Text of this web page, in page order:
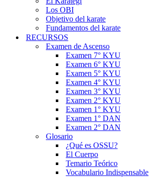
Los OBI
Objetivo del karate
Fundamentos del karate
RECURSOS
Examen de Ascenso
Examen 7° KYU
Examen 6° KYU
Examen 5° KYU
Examen 4° KYU
Examen 3° KYU
Examen 2° KYU
Examen 1° KYU
Examen 1° DAN
Examen 2° DAN
Glosario
¿Qué es OSSU?
El Cuerpo
Temario Teórico
Vocabulario Indispensable